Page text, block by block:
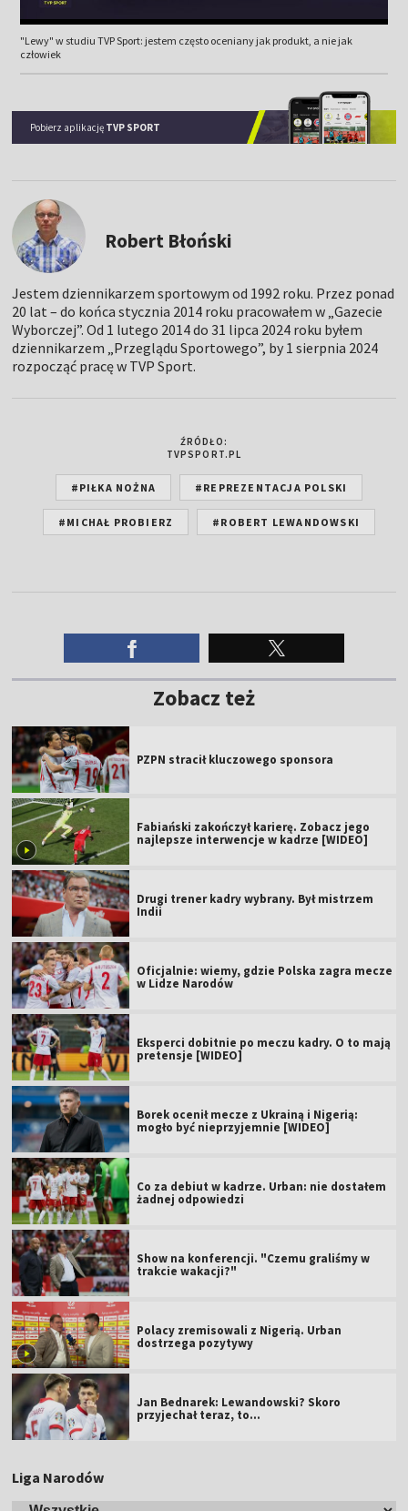
"Lewy" w studiu TVP Sport: jestem często oceniany jak produkt, a nie jak
człowiek
Pobierz aplikację TVP SPORT
Robert Błoński
Jestem dziennikarzem sportowym od 1992 roku. Przez ponad
20 lat – do końca stycznia 2014 roku pracowałem w „Gazecie
Wyborczej”. Od 1 lutego 2014 do 31 lipca 2024 roku byłem
dziennikarzem „Przeglądu Sportowego”, by 1 sierpnia 2024
rozpocząć pracę w TVP Sport.
ŹRÓDŁO:
TVPSPORT.PL
#PIŁKA NOŻNA #REPREZENTACJA POLSKI
#MICHAŁ PROBIERZ #ROBERT LEWANDOWSKI
Zobacz też
PZPN stracił kluczowego sponsora
Fabiański zakończył karierę. Zobacz jego
najlepsze interwencje w kadrze [WIDEO]
Drugi trener kadry wybrany. Był mistrzem
Indii
Oficjalnie: wiemy, gdzie Polska zagra mecze
w Lidze Narodów
Eksperci dobitnie po meczu kadry. O to mają
pretensje [WIDEO]
Borek ocenił mecze z Ukrainą i Nigerią:
mogło być nieprzyjemnie [WIDEO]
Co za debiut w kadrze. Urban: nie dostałem
żadnej odpowiedzi
Show na konferencji. "Czemu graliśmy w
trakcie wakacji?"
Polacy zremisowali z Nigerią. Urban
dostrzega pozytywy
Jan Bednarek: Lewandowski? Skoro
przyjechał teraz, to…
Liga Narodów